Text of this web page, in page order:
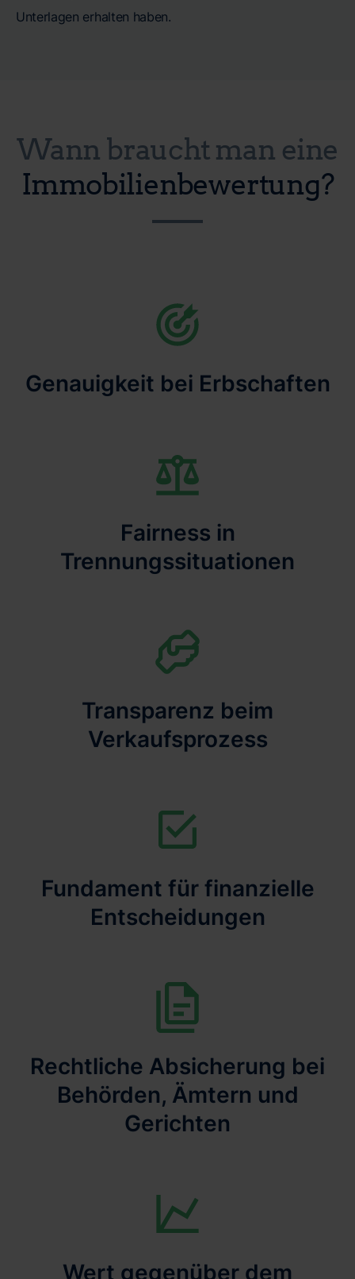
Unterlagen erhalten haben.
Wann braucht man eine
Immobilienbewertung?
Genauigkeit bei Erbschaften
Fairness in
Trennungssituationen
Transparenz beim
Verkaufsprozess
Fundament für finanzielle
Entscheidungen
Rechtliche Absicherung bei
Behörden, Ämtern und
Gerichten
Wert gegenüber dem